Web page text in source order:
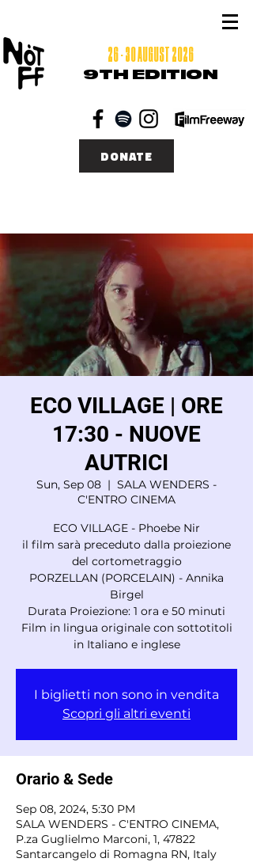
26 - 30 AUGUST 2026
9TH EDITION
DONATE
ECO VILLAGE | ORE
17:30 - NUOVE
AUTRICI
Sun, Sep 08
  |
SALA WENDERS -
C'ENTRO CINEMA
ECO VILLAGE - Phoebe Nir
il film sarà preceduto dalla proiezione
del cortometraggio
PORZELLAN (PORCELAIN) - Annika
Birgel
Durata Proiezione: 1 ora e 50 minuti
Film in lingua originale con sottotitoli
in Italiano e inglese
I biglietti non sono in vendita
Scopri gli altri eventi
Orario & Sede
Sep 08, 2024, 5:30 PM
SALA WENDERS - C'ENTRO CINEMA,
P.za Guglielmo Marconi, 1, 47822
Santarcangelo di Romagna RN, Italy